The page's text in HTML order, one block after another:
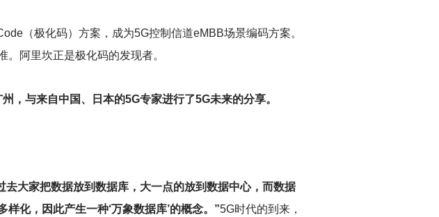
（极化码）方案，成为5G控制信道eMBB场景编码方案。
阿里坎正是极化码的发现者。
，与来自中国、日本的5G专家进行了5G未来的分享。
大家把数据放到数据库，大一点的放到数据中心，而数据
化，因此产生一种‘万象数据库’的概念。”5G时代的到来，